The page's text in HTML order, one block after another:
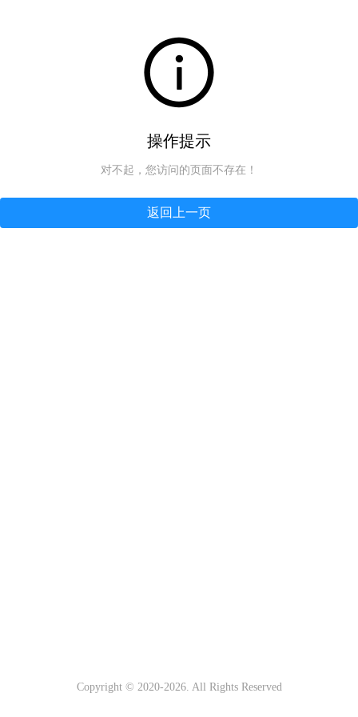
操作提示
对不起，您访问的页面不存在！
返回上一页
Copyright © 2020-2026. All Rights Reserved